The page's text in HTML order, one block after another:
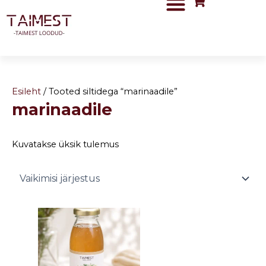
content
Esileht / Tooted siltidega “marinaadile”
marinaadile
Kuvatakse üksik tulemus
Price
range:
2,50 €
through
6,00 €
This
product
multiple